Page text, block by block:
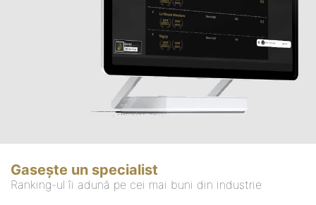
Gasește un specialist
Ranking-ul îi adună pe cei mai buni din industrie